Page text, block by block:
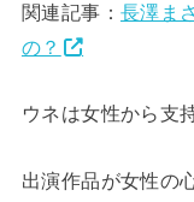
関連記事： 長澤ま
の？
ウネは女性から支
出演作品が女性の